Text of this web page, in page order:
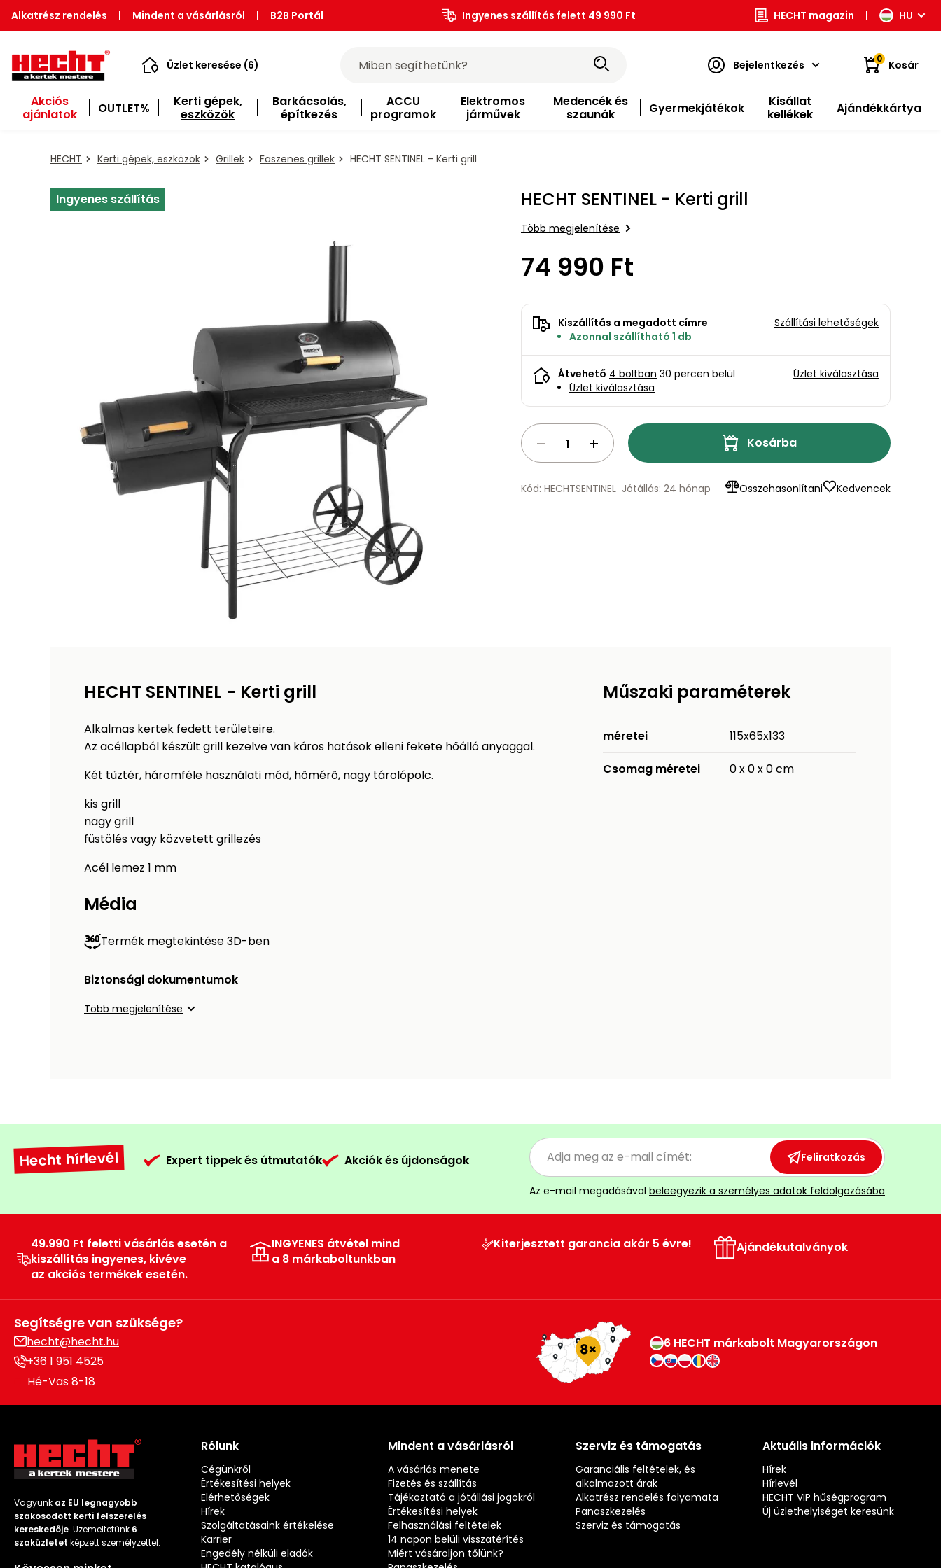
Alkatrész rendelés | Mindent a vásárlásról | B2B Portál Ingyenes szállítás felett 49 990 Ft HECHT magazin | HU
Üzlet keresése (6) Bejelentkezés 0 Kosár
Akciós
ajánlatok
OUTLET%
Kerti gépek,
eszközök
Barkácsolás,
építkezés
ACCU
programok
Elektromos
járművek
Medencék és
szaunák
Gyermekjátékok
Kisállat
kellékek
Ajándékkártya
HECHT Kerti gépek, eszközök Grillek Faszenes grillek HECHT SENTINEL - Kerti grill
Ingyenes szállítás HECHT SENTINEL - Kerti grill
Több megjelenítése
74 990 Ft
Kiszállítás a megadott címre
Azonnal szállítható 1 db
Szállítási lehetőségek
Átvehető 4 boltban 30 percen belül
Üzlet kiválasztása
Üzlet kiválasztása
Kosárba
Összehasonlítani Kedvencek
Kód: HECHTSENTINEL Jótállás: 24 hónap
HECHT SENTINEL - Kerti grill
Alkalmas kertek fedett területeire.
Az acéllapból készült grill kezelve van káros hatások elleni fekete hőálló anyaggal.
Két tűztér, háromféle használati mód, hőmérő, nagy tárolópolc.
kis grill
nagy grill
füstölés vagy közvetett grillezés
Acél lemez 1 mm
Média
Termék megtekintése 3D-ben
Biztonsági dokumentumok
Több megjelenítése
Műszaki paraméterek
méretei 115x65x133
Csomag méretei 0 x 0 x 0 cm
Hecht hírlevél Expert tippek és útmutatók Akciók és újdonságok Feliratkozás
Az e-mail megadásával beleegyezik a személyes adatok feldolgozásába
49.990 Ft feletti vásárlás esetén a
kiszállítás ingyenes, kivéve
az akciós termékek esetén.
INGYENES átvétel mind
a 8 márkaboltunkban
Kiterjesztett garancia akár 5 évre! Ajándékutalványok
Segítségre van szüksége?
hecht@hecht.hu
+36 1 951 4525
Hé-Vas 8-18
6 HECHT márkabolt Magyarországon
Vagyunk az EU legnagyobb
szakosodott kerti felszerelés
kereskedője. Üzemeltetünk 6
szaküzletet képzett személyzettel.
Rólunk
Cégünkről
Értékesítési helyek
Elérhetőségek
Hírek
Szolgáltatásaink értékelése
Karrier
Engedély nélküli eladók
Mindent a vásárlásról
A vásárlás menete
Fizetés és szállítás
Tájékoztató a jótállási jogokról
Értékesítési helyek
Felhasználási feltételek
14 napon belüli visszatérítés
Miért vásároljon tőlünk?
Szerviz és támogatás
Garanciális feltételek, és
alkalmazott árak
Alkatrész rendelés folyamata
Panaszkezelés
Szerviz és támogatás
Aktuális információk
Hírek
Hírlevél
HECHT VIP hűségprogram
Új üzlethelyiséget keresünk